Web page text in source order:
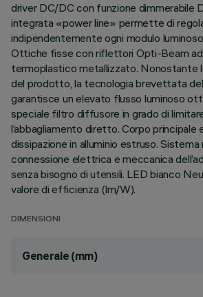
driver DC/DC con funzione dimmerabile
integrata «power line» permette di
indipendentemente ogni modulo
Ottiche fisse con riflettori Opti-Beam ad
termoplastico metallizzato. Nonostante
del prodotto, la tecnologia brevettata
garantisce un elevato flusso luminoso
speciale filtro diffusore in grado di
l’abbagliamento diretto. Corpo principale
dissipazione in alluminio estruso. Sistema
connessione elettrica e meccanica
senza bisogno di utensili. LED bianco
valore di efficienza (lm/W).
DIMENSIONI
Generale (mm)